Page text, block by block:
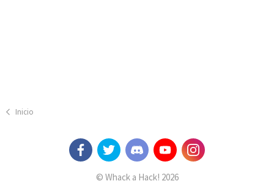
Inicio
© Whack a Hack! 2026